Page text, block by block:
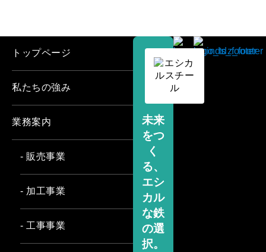
未来
をつ
く
る、
エシ
カル
な鉄
の選
択。
トップページ
私たちの強み
業務案内
- 販売事業
- 加工事業
- 工事事業